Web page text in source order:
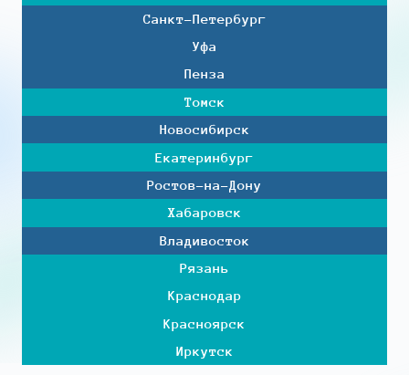
Санкт-Петербург
Уфа
Пенза
Томск
Новосибирск
Екатеринбург
Ростов-на-Дону
Хабаровск
Владивосток
Рязань
Краснодар
Красноярск
Иркутск